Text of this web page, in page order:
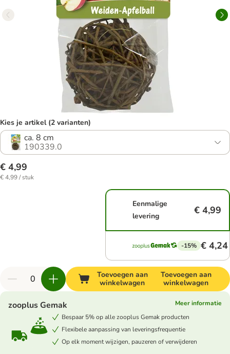
Kies je artikel (2 varianten)
ca. 8 cm
190339.0
€ 4,99
€ 4,99 / stuk
Eenmalige
levering
€ 4,99
-15% € 4,24
Toevoegen aan
winkelwagen
Toevoegen aan
winkelwagen
zooplus Gemak
Meer informatie
Bespaar 5% op alle zooplus Gemak producten
Flexibele aanpassing van leveringsfrequentie
Op elk moment wijzigen, pauzeren of verwijderen